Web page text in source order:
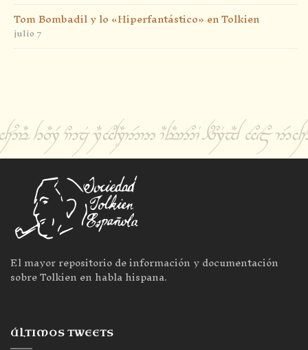
Tom Bombadil y lo «Hiperfantástico» en Tolkien
julio 7
El mayor repositorio de información y documentación
sobre Tolkien en habla hispana.
ÚLTIMOS TWEETS